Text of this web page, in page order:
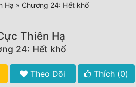
Hạ » Chương 24: Hết khổ
Thiên Hạ
24: Hết khổ
Theo Dõi Thích (0)